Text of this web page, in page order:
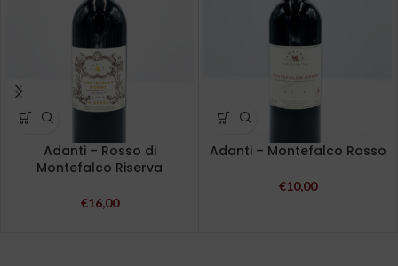
Adanti – Rosso di
Montefalco Riserva
€16,00
Adanti – Montefalco Rosso
€10,00